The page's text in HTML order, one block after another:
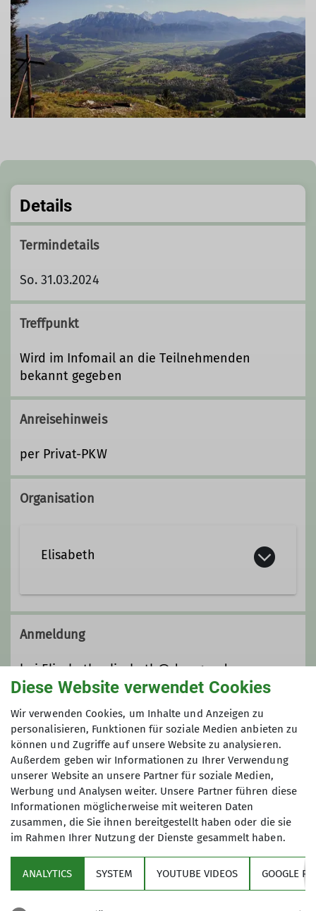
Details
Termindetails
So. 31.03.2024
Treffpunkt
Wird im Infomail an die Teilnehmenden
bekannt gegeben
Anreisehinweis
per Privat-PKW
Organisation
Elisabeth
elisabeth@dav-goc.de
Qualifikationen
Zusatzqualifikation
Schneeschuhbergsteigen
Details
Anmeldung
bei Elisabeth: elisabeth@dav-goc.de
Anmeldung bis
30.03.2024
Maximale Teilnehmeranzahl
10
Diese Website verwendet Cookies
Wir verwenden Cookies, um Inhalte und Anzeigen zu
personalisieren, Funktionen für soziale Medien anbieten zu
können und Zugriffe auf unsere Website zu analysieren.
Außerdem geben wir Informationen zu Ihrer Verwendung
unserer Website an unsere Partner für soziale Medien,
Werbung und Analysen weiter. Unsere Partner führen diese
Informationen möglicherweise mit weiteren Daten
zusammen, die Sie ihnen bereitgestellt haben oder die sie
im Rahmen Ihrer Nutzung der Dienste gesammelt haben.
ANALYTICS SYSTEM YOUTUBE VIDEOS GOOGLE